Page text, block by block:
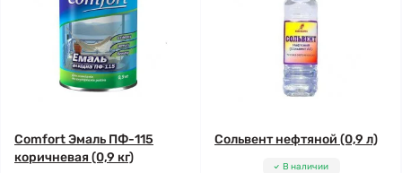
Comfort Эмаль ПФ-115
коричневая (0,9 кг)
Сольвент нефтяной (0,9 л)
В наличии